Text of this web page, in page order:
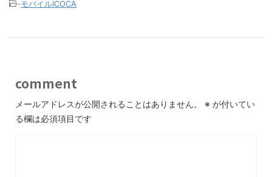
-モバイルICOCA
comment
メールアドレスが公開されることはありません。 ※ が付いてい
る欄は必須項目です